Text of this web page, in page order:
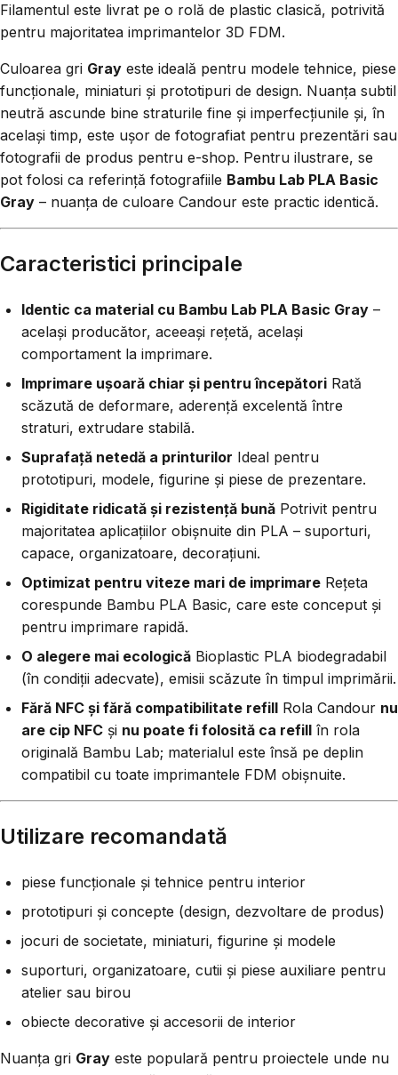
Filamentul este livrat pe o rolă de plastic clasică, potrivită
pentru majoritatea imprimantelor 3D FDM.
Culoarea gri Gray este ideală pentru modele tehnice, piese
funcționale, miniaturi și prototipuri de design. Nuanța subtil
neutră ascunde bine straturile fine și imperfecțiunile și, în
același timp, este ușor de fotografiat pentru prezentări sau
fotografii de produs pentru e-shop. Pentru ilustrare, se
pot folosi ca referință fotografiile Bambu Lab PLA Basic
Gray – nuanța de culoare Candour este practic identică.
Caracteristici principale
Identic ca material cu Bambu Lab PLA Basic Gray –
același producător, aceeași rețetă, același
comportament la imprimare.
Imprimare ușoară chiar și pentru începători Rată
scăzută de deformare, aderență excelentă între
straturi, extrudare stabilă.
Suprafață netedă a printurilor Ideal pentru
prototipuri, modele, figurine și piese de prezentare.
Rigiditate ridicată și rezistență bună Potrivit pentru
majoritatea aplicațiilor obișnuite din PLA – suporturi,
capace, organizatoare, decorațiuni.
Optimizat pentru viteze mari de imprimare Rețeta
corespunde Bambu PLA Basic, care este conceput și
pentru imprimare rapidă.
O alegere mai ecologică Bioplastic PLA biodegradabil
(în condiții adecvate), emisii scăzute în timpul imprimării.
Fără NFC și fără compatibilitate refill Rola Candour nu
are cip NFC și nu poate fi folosită ca refill în rola
originală Bambu Lab; materialul este însă pe deplin
compatibil cu toate imprimantele FDM obișnuite.
Utilizare recomandată
piese funcționale și tehnice pentru interior
prototipuri și concepte (design, dezvoltare de produs)
jocuri de societate, miniaturi, figurine și modele
suporturi, organizatoare, cutii și piese auxiliare pentru
atelier sau birou
obiecte decorative și accesorii de interior
Nuanța gri Gray este populară pentru proiectele unde nu